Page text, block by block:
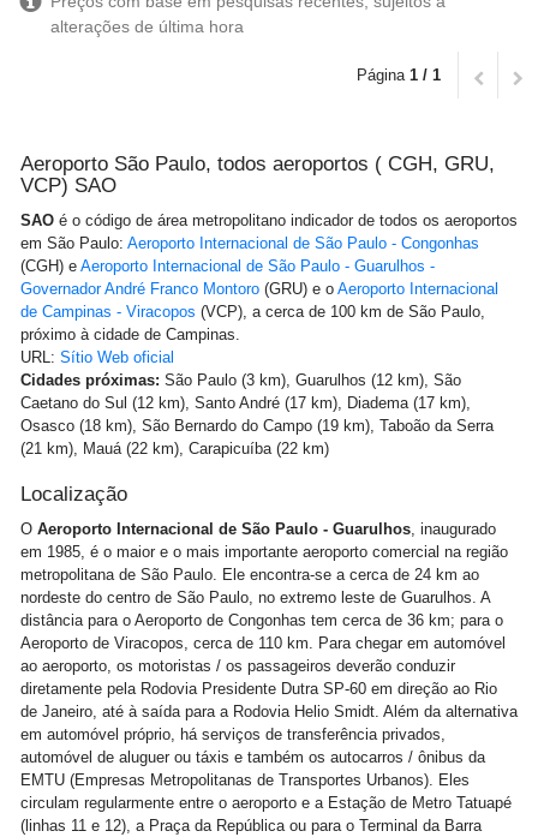
alterações de última hora
Página 1 / 1
Aeroporto São Paulo, todos aeroportos ( CGH, GRU,
VCP) SAO
SAO é o código de área metropolitano indicador de todos os aeroportos
em São Paulo: Aeroporto Internacional de São Paulo - Congonhas
(CGH) e Aeroporto Internacional de São Paulo - Guarulhos -
Governador André Franco Montoro (GRU) e o Aeroporto Internacional
de Campinas - Viracopos (VCP), a cerca de 100 km de São Paulo,
próximo à cidade de Campinas.
URL: Sítio Web oficial
Cidades próximas: São Paulo (3 km), Guarulhos (12 km), São
Caetano do Sul (12 km), Santo André (17 km), Diadema (17 km),
Osasco (18 km), São Bernardo do Campo (19 km), Taboão da Serra
(21 km), Mauá (22 km), Carapicuíba (22 km)
Localização
O Aeroporto Internacional de São Paulo - Guarulhos , inaugurado
em 1985, é o maior e o mais importante aeroporto comercial na região
metropolitana de São Paulo. Ele encontra-se a cerca de 24 km ao
nordeste do centro de São Paulo, no extremo leste de Guarulhos. A
distância para o Aeroporto de Congonhas tem cerca de 36 km; para o
Aeroporto de Viracopos, cerca de 110 km. Para chegar em automóvel
ao aeroporto, os motoristas / os passageiros deverão conduzir
diretamente pela Rodovia Presidente Dutra SP-60 em direção ao Rio
de Janeiro, até à saída para a Rodovia Helio Smidt. Além da alternativa
em automóvel próprio, há serviços de transferência privados,
automóvel de aluguer ou táxis e também os autocarros / ônibus da
EMTU (Empresas Metropolitanas de Transportes Urbanos). Eles
circulam regularmente entre o aeroporto e a Estação de Metro Tatuapé
(linhas 11 e 12), a Praça da República ou para o Terminal da Barra